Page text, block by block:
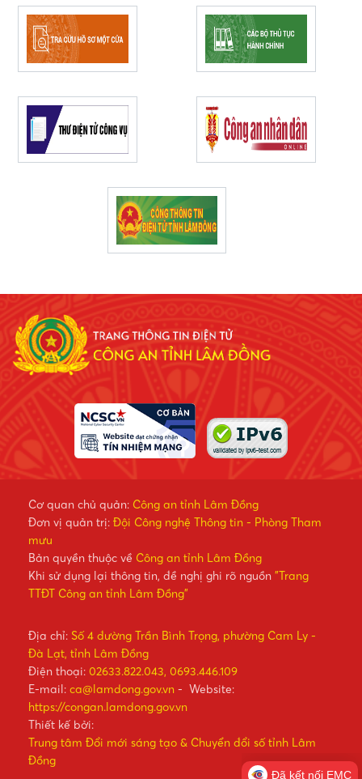
Cơ quan chủ quản: Công an tỉnh Lâm Đồng
Đơn vị quản trị: Đội Công nghệ Thông tin - Phòng Tham
mưu
Bản quyền thuộc về Công an tỉnh Lâm Đồng
Khi sử dụng lại thông tin, đề nghị ghi rõ nguồn "Trang
TTĐT Công an tỉnh Lâm Đồng"
Địa chỉ: Số 4 đường Trần Bình Trọng, phường Cam Ly -
Đà Lạt, tỉnh Lâm Đồng
Điện thoại: 02633.822.043, 0693.446.109
E-mail: ca@lamdong.gov.vn - Website:
https://congan.lamdong.gov.vn
Thiết kế bởi:
Trung tâm Đổi mới sáng tạo & Chuyển đổi số tỉnh Lâm
Đồng
Đã kết nối EMC